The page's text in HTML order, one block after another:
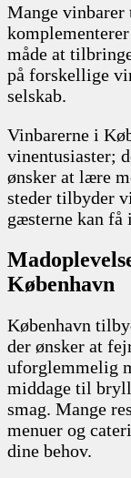
Mange vinbarer
måde at
på forskellige
selskab.
Vinbarerne i
vinentusiaster;
ønsker at lære
steder tilbyder
gæsterne kan få
København
København
der ønsker at
uforglemmelig
middage til
smag. Mange
menuer og
dine behov.